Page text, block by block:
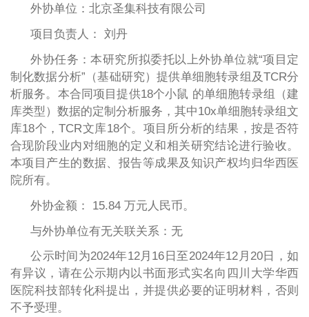
外协单位：北京圣集科技有限公司
项目负责人：刘丹
外协任务：本研究所拟委托以上外协单位就“项目定
制化数据分析”（基础研究）提供单细胞转录组及TCR分
析服务。本合同项目提供18个小鼠 的单细胞转录组（建
库类型）数据的定制分析服务，其中10x单细胞转录组文
库18个，TCR文库18个。项目所分析的结果，按是否符
合现阶段业内对细胞的定义和相关研究结论进行验收。
本项目产生的数据、报告等成果及知识产权均归华西医
院所有。
外协金额： 15.84 万元人民币。
与外协单位有无关联关系：无
公示时间为2024年12月 16 日至 2024年12 月 20 日
，如
有异议，请在公示期内以书面形式实名向四川大学华西
医院科技部转化科提出，并提供必要的证明材料，否则
不予受理。